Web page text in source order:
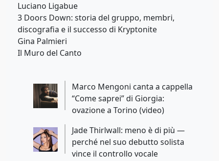
2018
2019
2020
Luciano Ligabue
3 Doors Down: storia del gruppo, membri,
discografia e il successo di Kryptonite
Gina Palmieri
Il Muro del Canto
Marco Mengoni canta a cappella
“Come saprei” di Giorgia:
ovazione a Torino (video)
Jade Thirlwall: meno è di più —
perché nel suo debutto solista
vince il controllo vocale